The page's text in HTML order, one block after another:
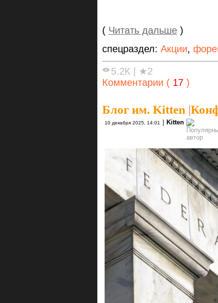
( Читать дальше )
спецраздел: Акции,
5.2К | ★2
Комментарии ( 17 )
Блог им. Kitten |
10 декабря 2025, 14:01 | Kitten